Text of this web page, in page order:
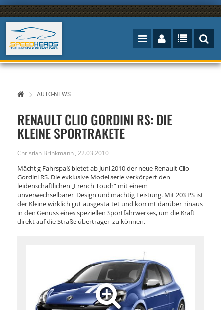
AUTO-NEWS
RENAULT CLIO GORDINI RS: DIE
KLEINE SPORTRAKETE
Christian Brinkmann , 22.03.2010
Mächtig Fahrspaß bietet ab Juni 2010 der neue Renault Clio
Gordini RS. Die exklusive Modellserie verkörpert den
leidenschaftlichen „French Touch“ mit einem
unverwechselbaren Design und mächtig Leistung. Mit 203 PS ist
der Kleine wirklich gut ausgestattet und kommt darüber hinaus
in den Genuss eines speziellen Sportfahrwerkes, um die Kraft
direkt auf die Straße übertragen zu können.